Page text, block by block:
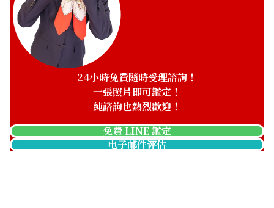
24小時免費隨時受理諮詢！
一張照片即可鑑定！
純諮詢也熱烈歡迎！
免費 LINE 鑑定
电子邮件评估